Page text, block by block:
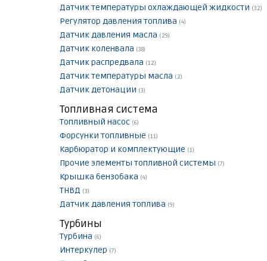
Датчик температуры охлаждающей жидкости (32)
Регулятор давления топлива (4)
Датчик давления масла (29)
Датчик коленвала (38)
Датчик распредвала (12)
Датчик температуры масла (2)
Датчик детонации (3)
Топливная система
Топливный насос (6)
Форсунки топливные (11)
Карбюратор и комплектующие (1)
Прочие элементы топливной системы (7)
Крышка бензобака (4)
ТНВД (3)
Датчик давления топлива (9)
Турбины
Турбина (6)
Интеркулер (7)